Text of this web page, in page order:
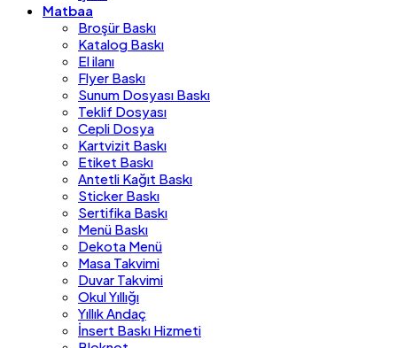
Matbaa
Broşür Baskı
Katalog Baskı
El ilanı
Flyer Baskı
Sunum Dosyası Baskı
Teklif Dosyası
Cepli Dosya
Kartvizit Baskı
Etiket Baskı
Antetli Kağıt Baskı
Sticker Baskı
Sertifika Baskı
Menü Baskı
Dekota Menü
Masa Takvimi
Duvar Takvimi
Okul Yıllığı
Yıllık Andaç
İnsert Baskı Hizmeti